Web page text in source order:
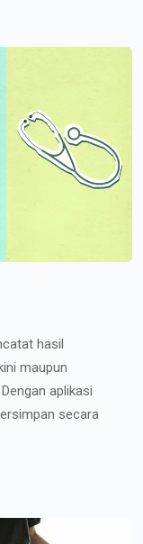
hasil
maupun
aplikasi
secara